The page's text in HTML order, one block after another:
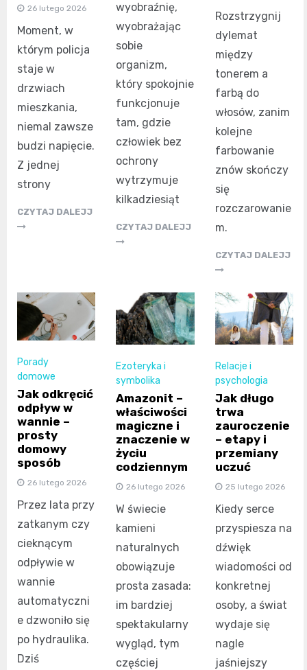
26 lutego 2026
Moment, w
którym policja
staje w
drzwiach
mieszkania,
niemal zawsze
budzi napięcie.
Z jednej
strony
CZYTAJ DALEJJ
wyobraźnię,
wyobrażając
sobie
organizm,
który spokojnie
funkcjonuje
tam, gdzie
człowiek bez
ochrony
wytrzymuje
kilkadziesiąt
CZYTAJ DALEJJ
Rozstrzygnij
dylemat
między
tonerem a
farbą do
włosów, zanim
kolejne
farbowanie
znów skończy
się
rozczarowanie
m.
CZYTAJ DALEJJ
Porady
domowe
Jak odkręcić
odpływ w
wannie –
prosty
domowy
sposób
26 lutego 2026
Przez lata przy
zatkanym czy
cieknącym
odpływie w
wannie
automatyczni
e dzwoniło się
po hydraulika.
Dziś
Ezoteryka i
symbolika
Amazonit –
właściwości
magiczne i
znaczenie w
życiu
codziennym
26 lutego 2026
W świecie
kamieni
naturalnych
obowiązuje
prosta zasada:
im bardziej
spektakularny
wygląd, tym
częściej
Relacje i
psychologia
Jak długo
trwa
zauroczenie
– etapy i
przemiany
uczuć
25 lutego 2026
Kiedy serce
przyspiesza na
dźwięk
wiadomości od
konkretnej
osoby, a świat
wydaje się
nagle
jaśniejszy